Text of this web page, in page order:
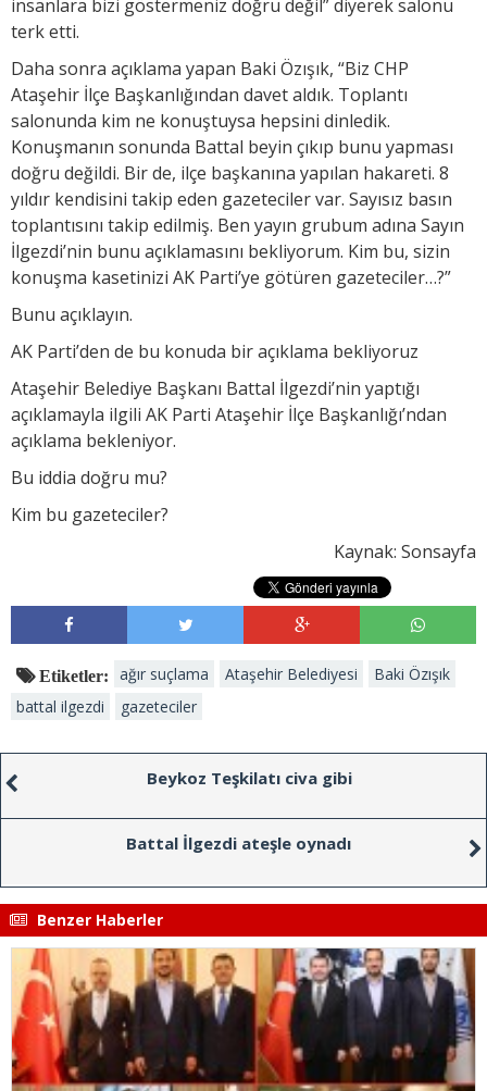
insanlara bizi göstermeniz doğru değil” diyerek salonu
terk etti.
Daha sonra açıklama yapan Baki Özışık, “Biz CHP
Ataşehir İlçe Başkanlığından davet aldık. Toplantı
salonunda kim ne konuştuysa hepsini dinledik.
Konuşmanın sonunda Battal beyin çıkıp bunu yapması
doğru değildi. Bir de, ilçe başkanına yapılan hakareti. 8
yıldır kendisini takip eden gazeteciler var. Sayısız basın
toplantısını takip edilmiş. Ben yayın grubum adına Sayın
İlgezdi’nin bunu açıklamasını bekliyorum. Kim bu, sizin
konuşma kasetinizi AK Parti’ye götüren gazeteciler…?”
Bunu açıklayın.
AK Parti’den de bu konuda bir açıklama bekliyoruz
Ataşehir Belediye Başkanı Battal İlgezdi’nin yaptığı
açıklamayla ilgili AK Parti Ataşehir İlçe Başkanlığı’ndan
açıklama bekleniyor.
Bu iddia doğru mu?
Kim bu gazeteciler?
Kaynak: Sonsayfa
Etiketler: ağır suçlama Ataşehir Belediyesi
Baki Özışık
battal ilgezdi
gazeteciler
Beykoz Teşkilatı civa gibi
Battal İlgezdi ateşle oynadı
Benzer Haberler